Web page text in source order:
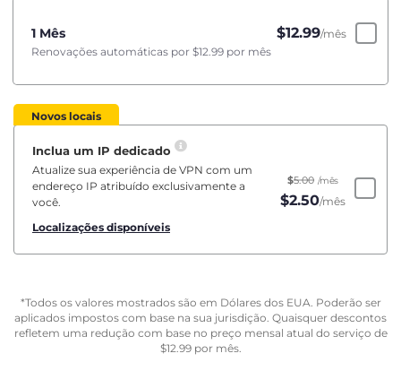
1 Mês $12.99/mês
Renovações automáticas por $12.99 por mês
Novos locais
Inclua um IP dedicado
Atualize sua experiência de VPN com um
endereço IP atribuído exclusivamente a
você.
Localizações disponíveis
$5.00 /mês
$2.50/mês
*Todos os valores mostrados são em Dólares dos EUA. Poderão ser
aplicados impostos com base na sua jurisdição. Quaisquer descontos
refletem uma redução com base no preço mensal atual do serviço de
$12.99por mês.